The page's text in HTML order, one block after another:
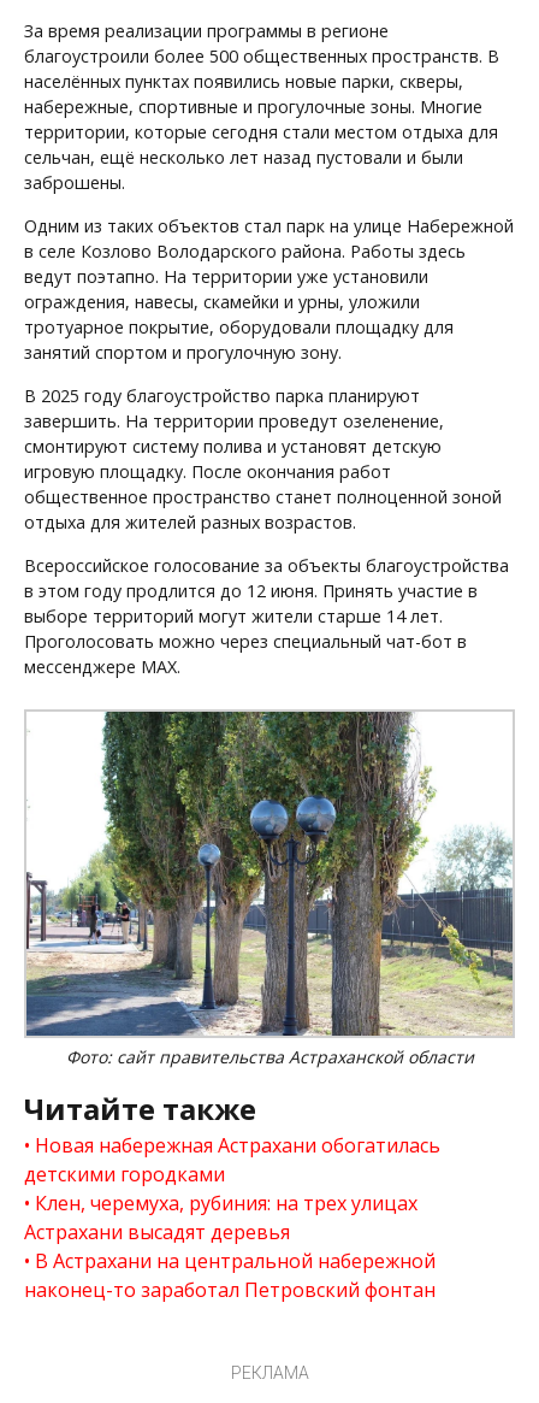
За время реализации программы в регионе
благоустроили более 500 общественных пространств. В
населённых пунктах появились новые парки, скверы,
набережные, спортивные и прогулочные зоны. Многие
территории, которые сегодня стали местом отдыха для
сельчан, ещё несколько лет назад пустовали и были
заброшены.
Одним из таких объектов стал парк на улице Набережной
в селе Козлово Володарского района. Работы здесь
ведут поэтапно. На территории уже установили
ограждения, навесы, скамейки и урны, уложили
тротуарное покрытие, оборудовали площадку для
занятий спортом и прогулочную зону.
В 2025 году благоустройство парка планируют
завершить. На территории проведут озеленение,
смонтируют систему полива и установят детскую
игровую площадку. После окончания работ
общественное пространство станет полноценной зоной
отдыха для жителей разных возрастов.
Всероссийское голосование за объекты благоустройства
в этом году продлится до 12 июня. Принять участие в
выборе территорий могут жители старше 14 лет.
Проголосовать можно через специальный чат-бот в
мессенджере МАХ.
Фото: сайт правительства Астраханской области
Читайте также
Новая набережная Астрахани обогатилась
детскими городками
Клен, черемуха, рубиния: на трех улицах
Астрахани высадят деревья
В Астрахани на центральной набережной
наконец-то заработал Петровский фонтан
РЕКЛАМА